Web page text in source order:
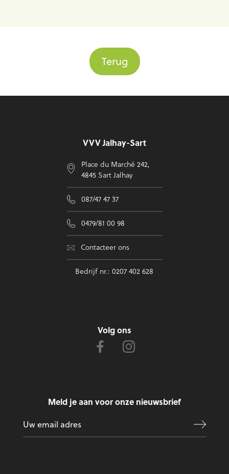
Terug
VVV Jalhay-Sart
Place du Marché 242,
4845 Sart Jalhay
087/47 47 37
0479/81 00 98
Contacteer ons
Bedrijf nr.: 0207 402 628
Volg ons
Meld je aan voor onze nieuwsbrief